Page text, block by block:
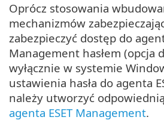
Oprócz stosowania
mechanizmów
zabezpieczyć dostęp do
Management hasłem (opcja
wyłącznie w systemie
ustawienia hasła do agenta
należy utworzyć odpowiednią
agenta ESET Management.